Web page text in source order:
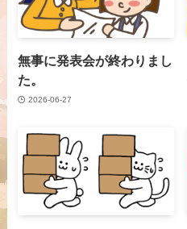
無事に発表会が終わりまし
た。
2026-06-27